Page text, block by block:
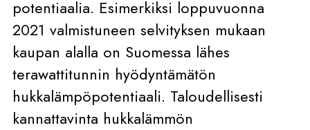
potentiaalia. Esimerkiksi loppuvuonna
2021 valmistuneen selvityksen mukaan
kaupan alalla on Suomessa lähes
terawattitunnin hyödyntämätön
hukkalämpöpotentiaali. Taloudellisesti
kannattavinta hukkalämmön